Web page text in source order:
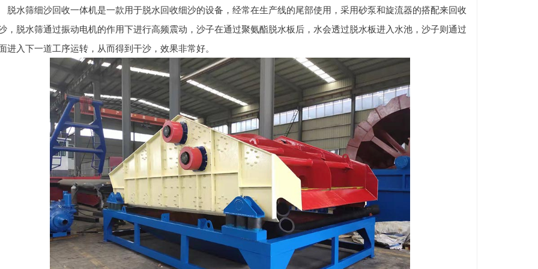
脱水筛细沙回收一体机是一款用于脱水回收细沙的设备，经常在生产线的尾部使用，采用砂泵和旋流器的搭配来回收
，脱水筛通过振动电机的作用下进行高频震动，沙子在通过聚氨酯脱水板后，水会透过脱水板进入水池，沙子则通过
进入下一道工序运转，从而得到干沙，效果非常好。